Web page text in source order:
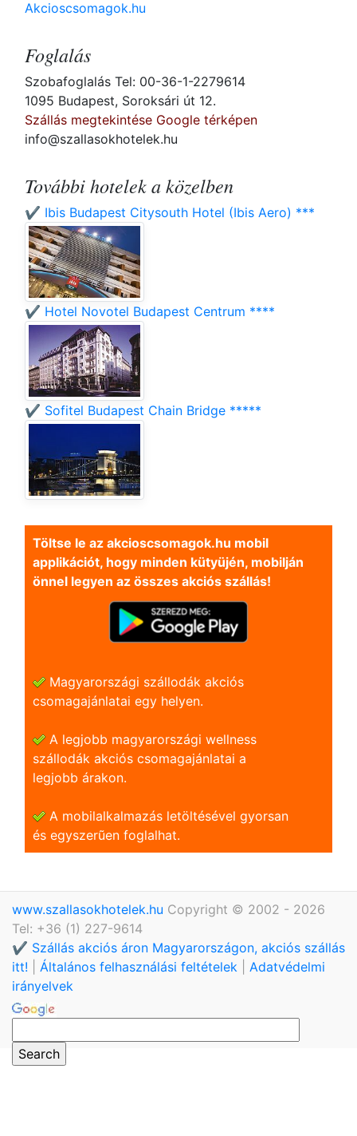
Akcioscsomagok.hu
Foglalás
Szobafoglalás Tel: 00-36-1-2279614
1095 Budapest, Soroksári út 12.
Szállás megtekintése Google térképen
info@szallasokhotelek.hu
További hotelek a közelben
✔️ Ibis Budapest Citysouth Hotel (Ibis Aero) ***
✔️ Hotel Novotel Budapest Centrum ****
✔️ Sofitel Budapest Chain Bridge *****
Töltse le az akcioscsomagok.hu mobil
applikációt, hogy minden kütyüjén, mobilján
önnel legyen az összes akciós szállás!
Magyarországi szállodák akciós
csomagajánlatai egy helyen.
A legjobb magyarországi wellness
szállodák akciós csomagajánlatai a
legjobb árakon.
A mobilalkalmazás letöltésével gyorsan
és egyszerũen foglalhat.
www.szallasokhotelek.hu Copyright © 2002 - 2026
Tel: +36 (1) 227-9614
✔️ Szállás akciós áron Magyarországon, akciós szállás
itt!
Általános felhasználási feltételek
Adatvédelmi
irányelvek